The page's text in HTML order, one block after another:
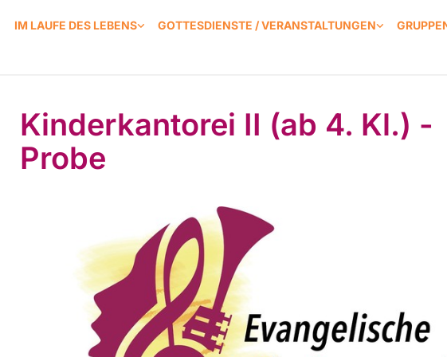
IM LAUFE DES LEBENS GOTTESDIENSTE / VERANSTALTUNGEN
Kinderkantorei II (ab 4. Kl.) -
Probe